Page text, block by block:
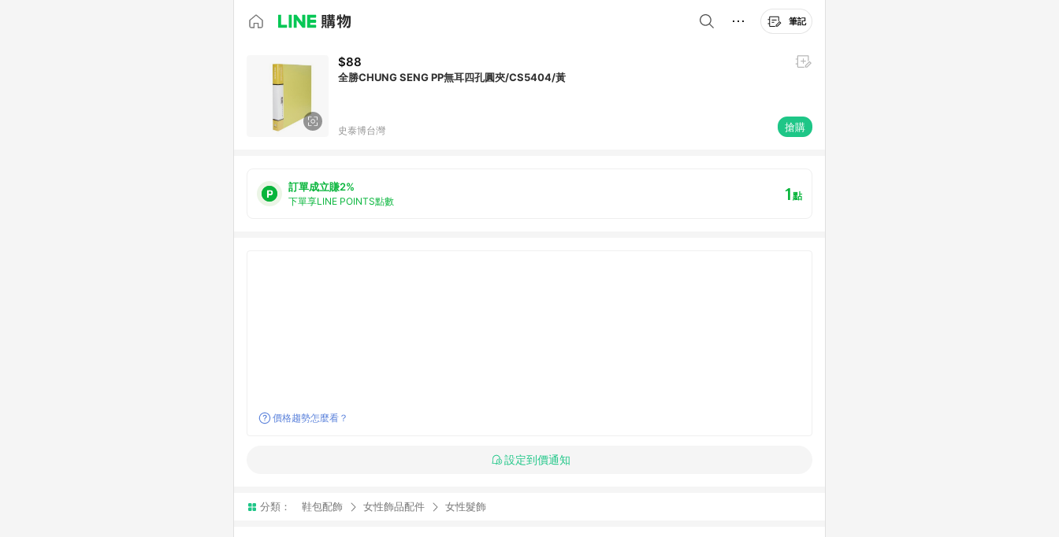
筆記
$88
全勝CHUNG SENG PP無耳四孔圓夾/CS5404/黃
史泰博台灣 搶購
訂單成立賺2%
下單享LINE POINTS點數 1點
價格趨勢怎麼看？
設定到價通知
分類： 鞋包配飾 女性飾品配件 女性髮飾